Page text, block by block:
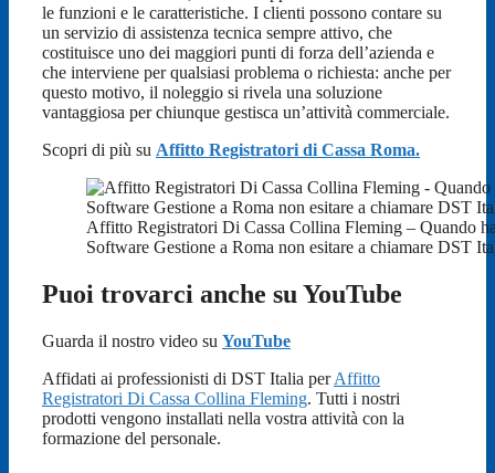
le funzioni e le caratteristiche. I clienti possono contare su
un servizio di assistenza tecnica sempre attivo, che
costituisce uno dei maggiori punti di forza dell’azienda e
che interviene per qualsiasi problema o richiesta: anche per
questo motivo, il noleggio si rivela una soluzione
vantaggiosa per chiunque gestisca un’attività commerciale.
Scopri di più su Affitto Registratori di Cassa Roma.
Affitto Registratori Di Cassa Collina Fleming – Quando
Software Gestione a Roma non esitare a chiamare DST
Puoi trovarci anche su YouTube
Guarda il nostro video su YouTube
Affidati ai professionisti di DST Italia perAffitto
Registratori Di Cassa Collina Fleming. Tutti i nostri
prodotti vengono installati nella vostra attività con la
formazione del personale.